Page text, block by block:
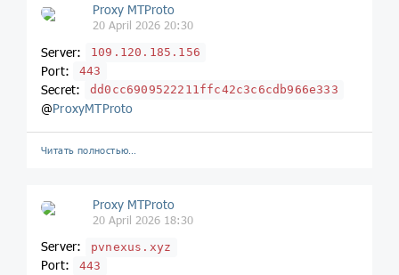
Proxy MTProto
20 April 2026 20:30
Server: 109.120.185.156
Port: 443
Secret: dd0cc6909522211ffc42c3c6cdb966e333
@ProxyMTProto
Читать полностью…
Proxy MTProto
20 April 2026 18:30
Server: pvnexus.xyz
Port: 443